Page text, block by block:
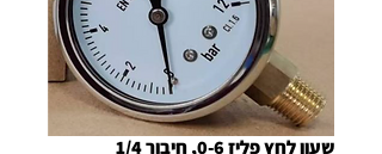
שעון לחץ פליז 0-6, חיבור 1/4